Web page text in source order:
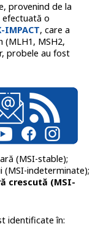
provenind de la
efectuată o
IMPACT, care a
(MLH1, MSH2,
probele au fost
(MSI-stable);
(MSI-indeterminate);
crescută (MSI-
identificate în: